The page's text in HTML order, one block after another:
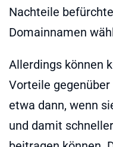
Nachteile
Domainnamen
Allerdings können
Vorteile
etwa dann, wenn
und damit